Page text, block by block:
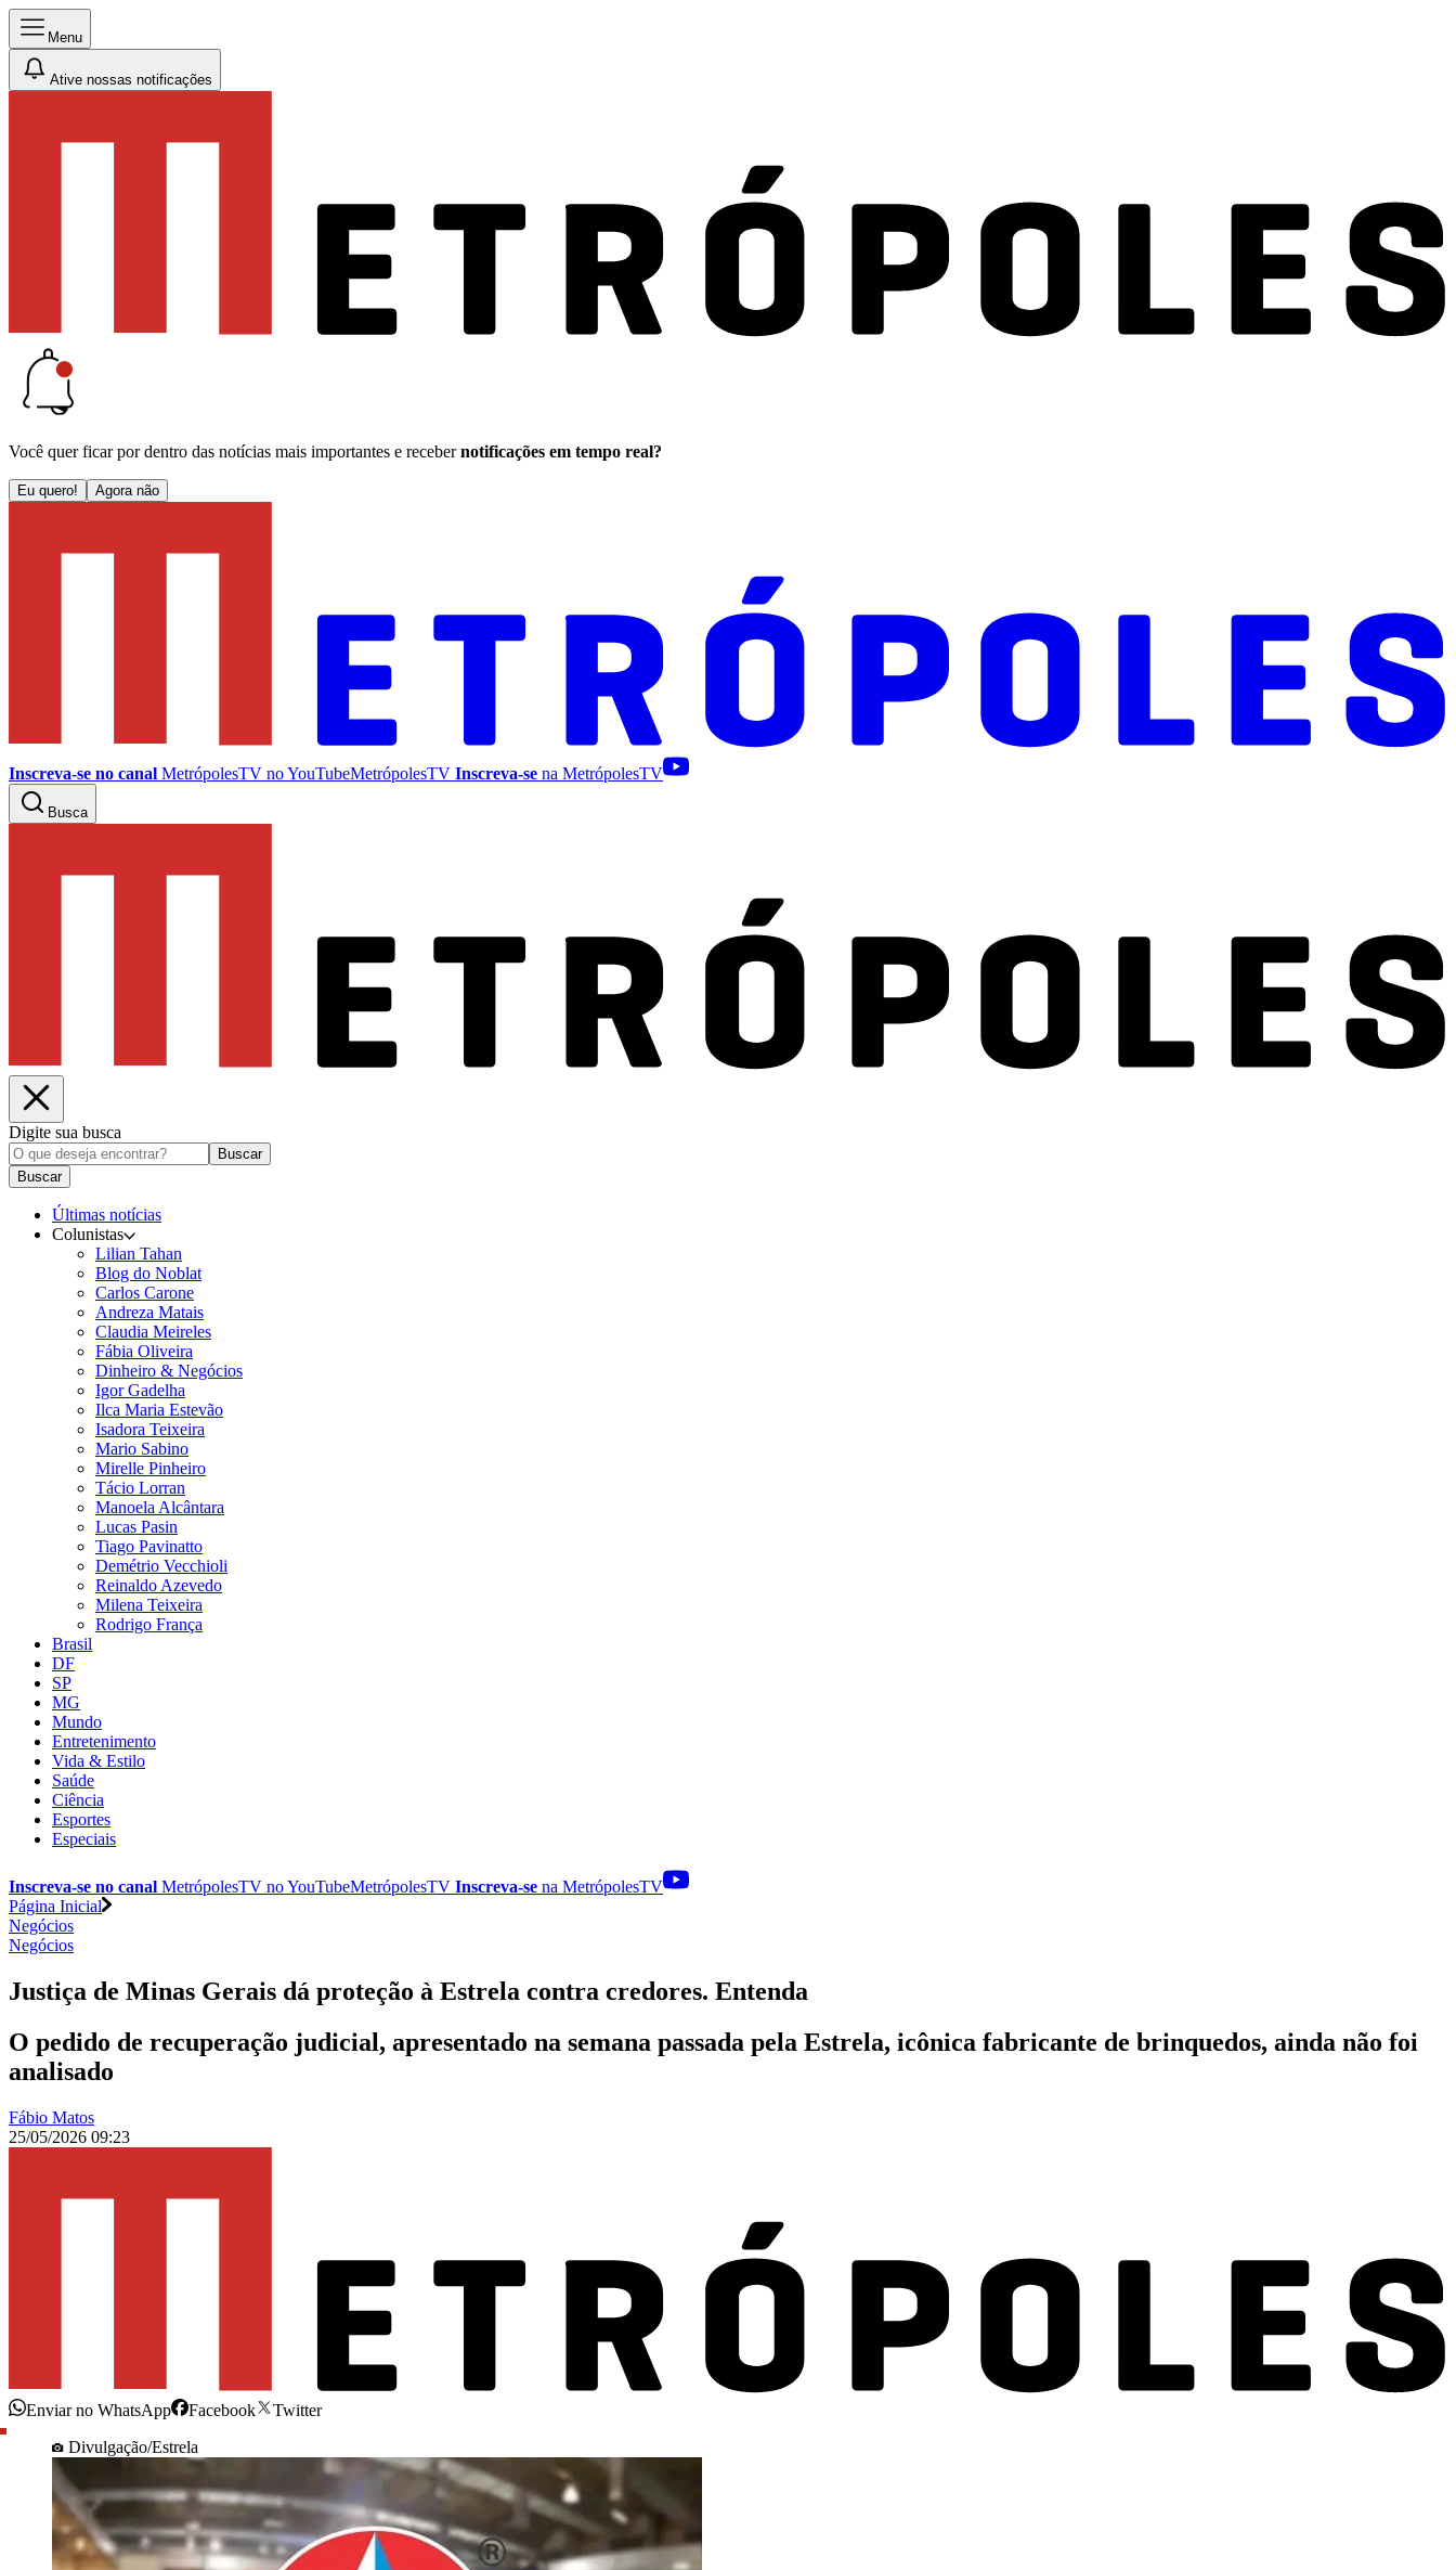
Menu
Ative nossas notificações
Você quer ficar por dentro das notícias mais importantes e receber notificações em tempo real?
Eu quero! Agora não
Inscreva-se no canal MetrópolesTV noYouTubeMetrópolesTV Inscreva-se na MetrópolesTV
Busca
Digite sua busca
Buscar
Buscar
Últimas notícias
Colunistas
Lilian Tahan
Blog do Noblat
Carlos Carone
Andreza Matais
Claudia Meireles
Fábia Oliveira
Dinheiro & Negócios
Igor Gadelha
Ilca Maria Estevão
Isadora Teixeira
Mario Sabino
Mirelle Pinheiro
Tácio Lorran
Manoela Alcântara
Lucas Pasin
Tiago Pavinatto
Demétrio Vecchioli
Reinaldo Azevedo
Milena Teixeira
Rodrigo França
Brasil
DF
SP
MG
Mundo
Entretenimento
Vida & Estilo
Saúde
Ciência
Esportes
Especiais
Inscreva-se no canal MetrópolesTV noYouTubeMetrópolesTV Inscreva-se na MetrópolesTV
Página Inicial
Negócios
Negócios
Justiça de Minas Gerais dá proteção à Estrela contra credores. Entenda
O pedido de recuperação judicial, apresentado na semana passada pela Estrela, icônica fabricante de brinquedos, ainda não foi
analisado
Fábio Matos
25/05/2026 09:23
Enviar no WhatsApp Facebook
Twitter
Divulgação/Estrela